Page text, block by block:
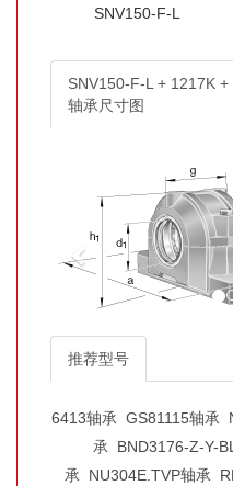
SNV150-F-L
SNV150-F-L + 1217K
轴承尺寸图
推荐型号
6413轴承 GS81115轴承
承 BND3176-Z-Y-
承 NU304E.TVP轴承